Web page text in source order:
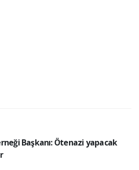
Başkanı: Ötenazi yapacak